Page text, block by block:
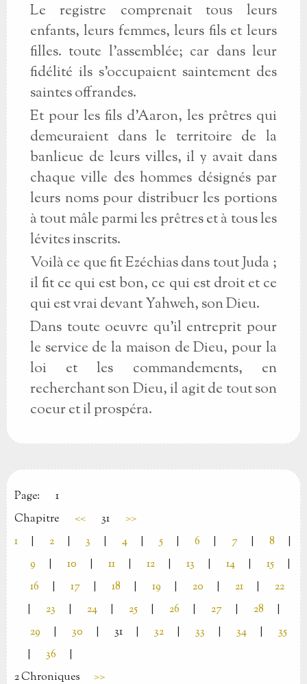
Le registre comprenait tous leurs
enfants, leurs femmes, leurs fils et leurs
filles. toute l'assemblée; car dans leur
fidélité ils s'occupaient saintement des
saintes offrandes.
Et pour les fils d'Aaron, les prêtres qui
demeuraient dans le territoire de la
banlieue de leurs villes, il y avait dans
chaque ville des hommes désignés par
leurs noms pour distribuer les portions
à tout mâle parmi les prêtres et à tous les
lévites inscrits.
Voilà ce que fit Ezéchias dans tout Juda ;
il fit ce qui est bon, ce qui est droit et ce
qui est vrai devant Yahweh, son Dieu.
Dans toute oeuvre qu'il entreprit pour
le service de la maison de Dieu, pour la
loi et les commandements, en
recherchant son Dieu, il agit de tout son
coeur et il prospéra.
Page:
1
Chapitre
<< 31
>>
1
2 3 4 5 6 7 8
9
10 11 12 13 14 15
16
17 18 19 20 21
22
23 24 25 26 27 28
29
30 31 32 33 34
35
36
2 Chroniques
>>